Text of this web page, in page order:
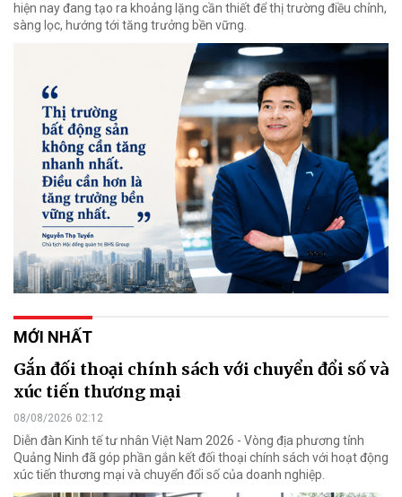
hiện nay đang tạo ra khoảng lặng cần thiết để thị trường điều chỉnh,
sàng lọc, hướng tới tăng trưởng bền vững.
MỚI NHẤT
Gắn đối thoại chính sách với chuyển đổi số và
xúc tiến thương mại
08/08/2026 02:12
Diễn đàn Kinh tế tư nhân Việt Nam 2026 - Vòng địa phương tỉnh
Quảng Ninh đã góp phần gắn kết đối thoại chính sách với hoạt động
xúc tiến thương mại và chuyển đổi số của doanh nghiệp.